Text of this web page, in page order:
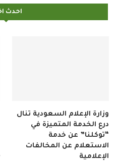
احدث
وزارة الإعلام السعودية تنال
درع الخدمة المتميزة في
“توكلنا” عن خدمة
الاستعلام عن المخالفات
الإعلامية